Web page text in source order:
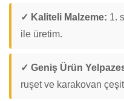
✓ Kaliteli Malzeme: 1.
ile üretim.
✓ Geniş Ürün
ruşet ve karakovan